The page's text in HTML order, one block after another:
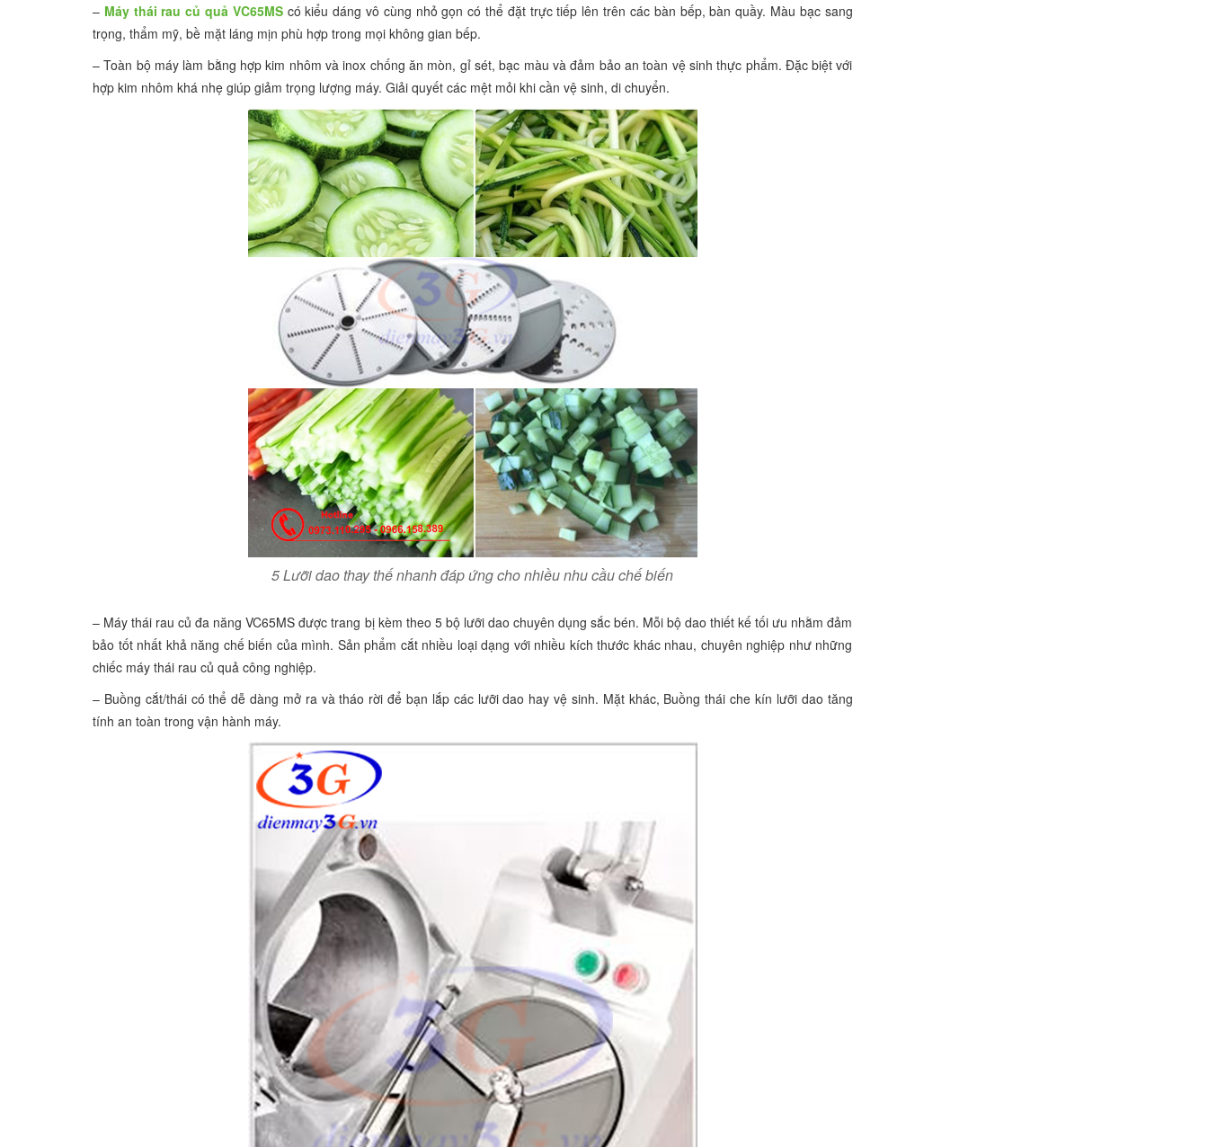
– Máy thái rau củ quả VC65MScó kiểu dáng vô cùng nhỏ gọn có thể đặt trực tiếp lên trên các bàn bếp, bàn quầy. Màu bạc sang
trọng, thẩm mỹ, bề mặt láng mịn phù hợp trong mọi không gian bếp.
– Toàn bộ máy làm bằng hợp kim nhôm và inox chống ăn mòn, gỉ sét, bạc màu và đảm bảo an toàn vệ sinh thực phẩm. Đặc biệt với
hợp kim nhôm khá nhẹ giúp giảm trọng lượng máy. Giải quyết các mệt mỏi khi cần vệ sinh, di chuyển.
5 Lưỡi dao thay thế nhanh đáp ứng cho nhiều nhu cầu chế biến
– Máy thái rau củ đa năng VC65MS được trang bị kèm theo 5 bộ lưỡi dao chuyên dụng sắc bén. Mỗi bộ dao thiết kế tối ưu nhằm đảm
bảo tốt nhất khả năng chế biến của mình. Sản phẩm cắt nhiều loại dạng với nhiều kích thước khác nhau, chuyên nghiệp như những
chiếc máy thái rau củ quả công nghiệp.
– Buồng cắt/thái có thể dễ dàng mở ra và tháo rời để bạn lắp các lưỡi dao hay vệ sinh. Mặt khác, Buồng thái che kín lưỡi dao tăng
tính an toàn trong vận hành máy.